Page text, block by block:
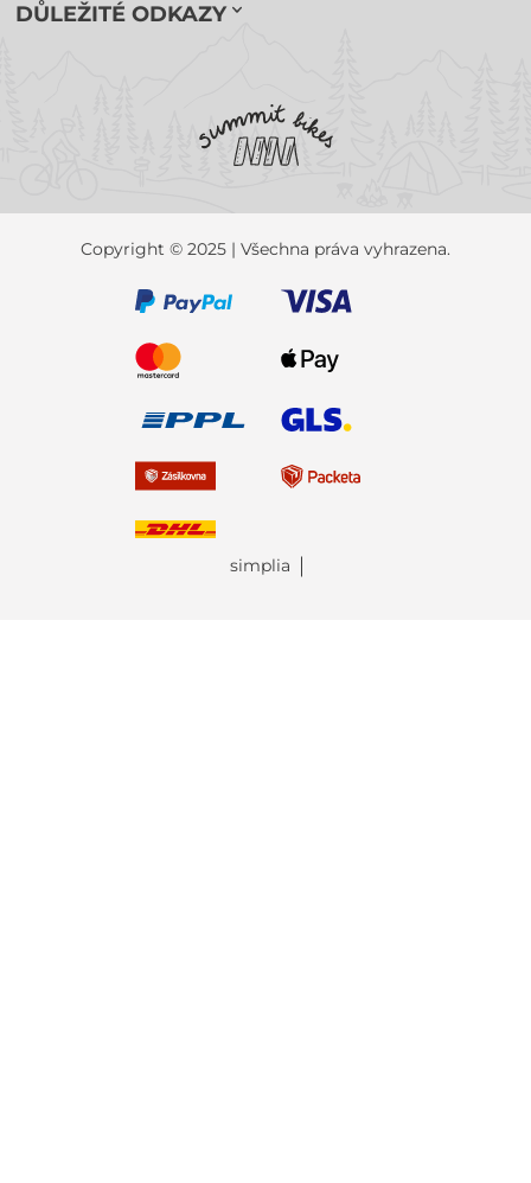
DŮLEŽITÉ ODKAZY
Copyright © 2025 | Všechna práva vyhrazena.
simplia